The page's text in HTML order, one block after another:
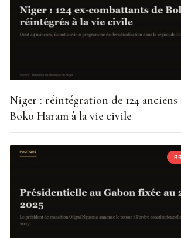
Niger : réintégration de 124 anciens
Boko Haram à la vie civile